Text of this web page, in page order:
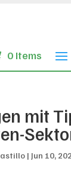
0 Items
mit
| Jun 10,